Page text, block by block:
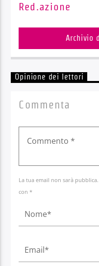
Red.azione
Archivio
Opinione dei lettori
Commenta
La tua email non sarà
con *